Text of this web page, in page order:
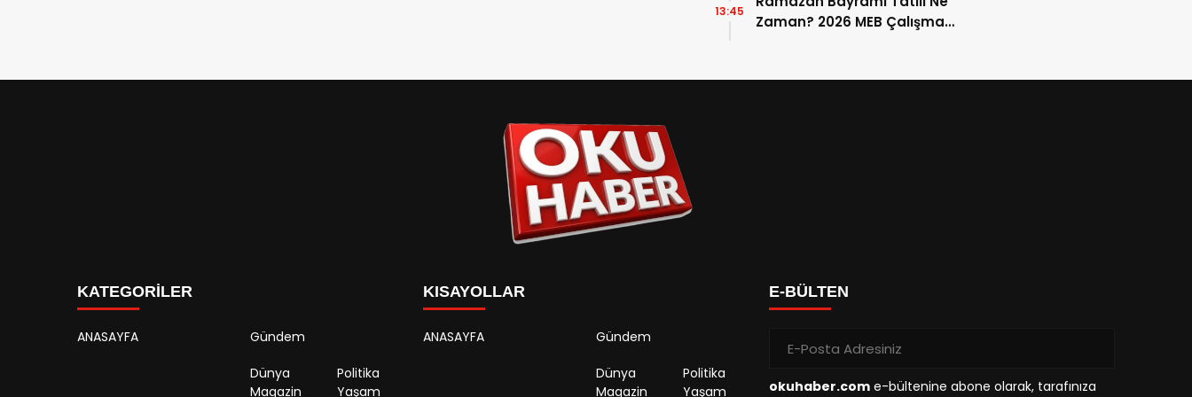
Zaman? 2026 MEB Çalışma
13:45
KATEGORİLER
ANASAYFA Gündem
Dünya
Politika
Magazin
Yaşam
KISAYOLLAR
ANASAYFA Gündem
Dünya
Politika
Magazin
Yaşam
E-BÜLTEN
okuhaber.com e-bültenine abone olarak, tarafınıza